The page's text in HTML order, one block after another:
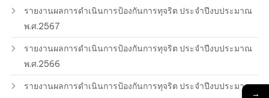
รายงานผลการดำเนินการป้องกันการทุจริต ประจำปีงบประมาณ
พ.ศ.2567
รายงานผลการดำเนินการป้องกันการทุจริต ประจำปีงบประมาณ
พ.ศ.2566
รายงานผลการดำเนินการป้องกันการทุจริต ประจำปีงบประมาณ
→